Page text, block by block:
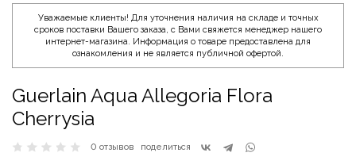
Уважаемые клиенты! Для уточнения наличия на складе и точных
сроков поставки Вашего заказа, с Вами свяжется менеджер нашего
интернет-магазина. Информация о товаре предоставлена для
ознакомления и не является публичной офертой.
Guerlain Aqua Allegoria Flora
Cherrysia
0 отзывов поделиться